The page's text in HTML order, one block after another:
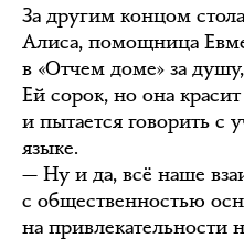
За другим концом
Алиса, помощница
в «Отчем доме» за
Ей сорок, но она
и пытается говорить
языке.
— Ну и да, всё наше
с общественностью
на привлекательности